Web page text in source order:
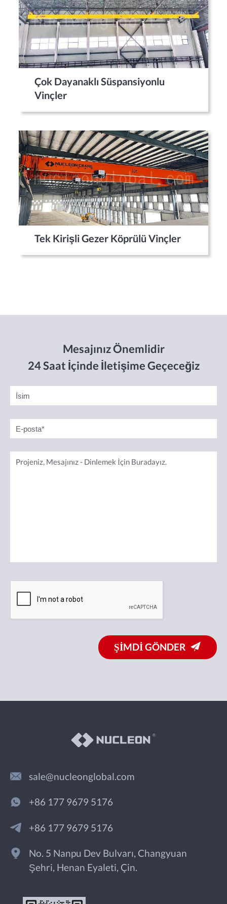
Çok Dayanaklı Süspansiyonlu
Vinçler
Tek Kirişli Gezer Köprülü Vinçler
Mesajınız Önemlidir
24 Saat İçinde İletişime Geçeceğiz
ŞİMDİ GÖNDER
sale@nucleonglobal.com
+86 177 9679 5176
+86 177 9679 5176
No. 5 Nanpu Dev Bulvarı, Changyuan
Şehri, Henan Eyaleti, Çin.